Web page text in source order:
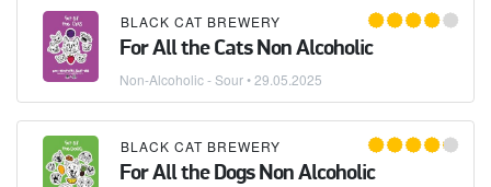
BLACK CAT BREWERY
For All the Cats Non Alcoholic
Non-Alcoholic - Sour•29.05.2025
BLACK CAT BREWERY
For All the Dogs Non Alcoholic